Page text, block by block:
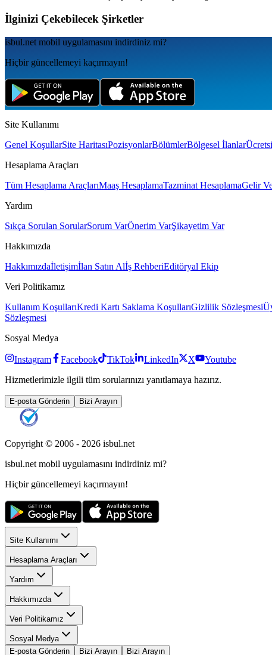
İlginizi Çekebilecek Şirketler
isbul.net mobil uygulamаsını indirdiniz mi?
Hiçbir güncellemeyi kaçırmayın!
Site Kullanımı
Genel KoşullarSite HaritasıPozisyonlarBölümlerBölgesel İlanlar
Hesaplama Araçları
Tüm Hesaplama AraçlarıMaaş HesaplamaTazminat HesaplamaGelir
Yardım
Sıkça Sorulan SorularSorum VarÖnerim VarŞikayetim Var
Hakkımızda
Hakkımızdaİletişimİlan Satın Alİş RehberiEditöryal Ekip
Veri Politikamız
Kullanım KoşullarıKredi Kartı Saklama KoşullarıGizlilik Sözleşmesi
Sözleşmesi
Sosyal Medya
Instagram Facebook TikTok LinkedIn X
Youtube
Hizmetlerimizle ilgili tüm sorularınızı yanıtlamaya hazırız.
E-posta Gönderin Bizi Arayın
Copyright © 2006 - 2026 isbul.net
isbul.net mobil uygulamasını indirdiniz mi?
Hiçbir güncellemeyi kaçırmayın!
Site Kullanımı
Hesaplama Araçları
Yardım
Hakkımızda
Veri Politikamız
Sosyal Medya
E-posta Gönderin
Bizi Arayın Bizi Arayın